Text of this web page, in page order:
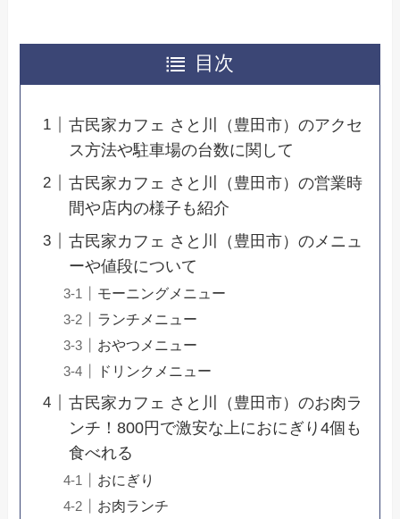
目次
古民家カフェ さと川（豊田市）のアクセ
ス方法や駐車場の台数に関して
古民家カフェ さと川（豊田市）の営業時
間や店内の様子も紹介
古民家カフェ さと川（豊田市）のメニュ
ーや値段について
モーニングメニュー
ランチメニュー
おやつメニュー
ドリンクメニュー
古民家カフェ さと川（豊田市）のお肉ラ
ンチ！800円で激安な上におにぎり4個も
食べれる
おにぎり
お肉ランチ